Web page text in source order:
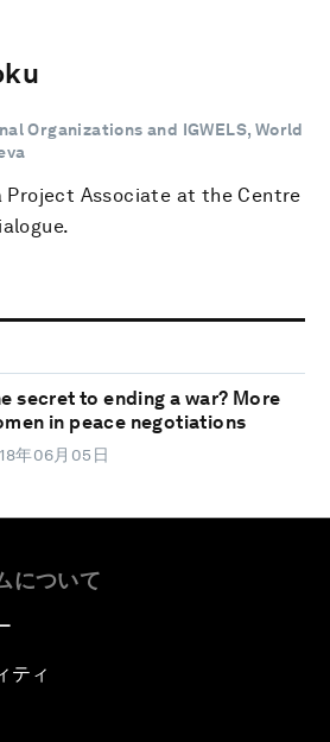
Organizations and IGWELS, World
Project Associate at the Centre
secret to ending a war? More
in peace negotiations
年06月05日
について
ティ